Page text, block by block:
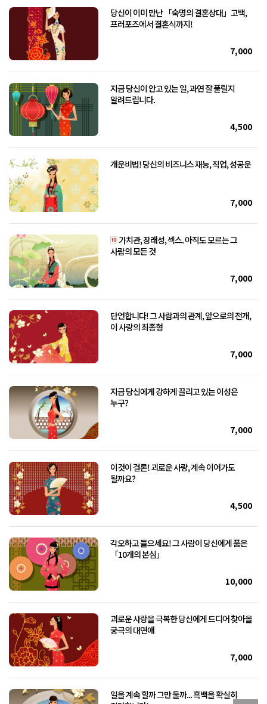
당신이 이미 만난 「숙명의 결혼상대」고백,
프러포즈에서 결혼식까지!
7,000
지금 당신이 안고 있는 일, 과연 잘 풀릴지
알려드립니다.
4,500
개운비법! 당신의 비즈니스 재능, 직업, 성공운
7,000
가치관, 장래성, 섹스. 아직도 모르는 그
사람의 모든 것
7,000
단언합니다! 그 사람과의 관계, 앞으로의 전개,
이 사랑의 최종형
7,000
지금 당신에게 강하게 끌리고 있는 이성은
누구?
7,000
이것이 결론! 괴로운 사랑, 계속 이어가도
될까요?
4,500
각오하고 들으세요! 그 사람이 당신에게 품은
「10개의 본심」
10,000
괴로운 사랑을 극복한 당신에게 드디어 찾아올
궁극의 대연애
7,000
일을 계속 할까 그만 둘까... 흑백을 확실히